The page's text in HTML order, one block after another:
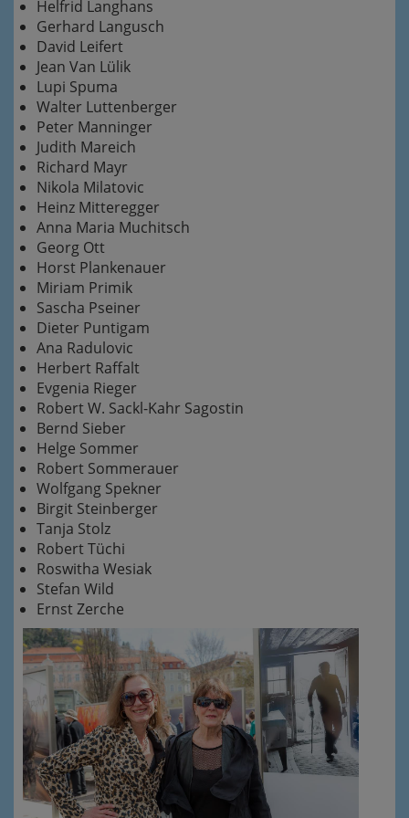
Helfrid Langhans
Gerhard Langusch
David Leifert
Jean Van Lülik
Lupi Spuma
Walter Luttenberger
Peter Manninger
Judith Mareich
Richard Mayr
Nikola Milatovic
Heinz Mitteregger
Anna Maria Muchitsch
Georg Ott
Horst Plankenauer
Miriam Primik
Sascha Pseiner
Dieter Puntigam
Ana Radulovic
Herbert Raffalt
Evgenia Rieger
Robert W. Sackl-Kahr Sagostin
Bernd Sieber
Helge Sommer
Robert Sommerauer
Wolfgang Spekner
Birgit Steinberger
Tanja Stolz
Robert Tüchi
Roswitha Wesiak
Stefan Wild
Ernst Zerche